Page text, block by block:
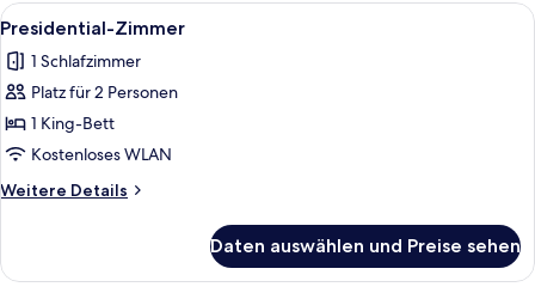
Alle
Fotos
für
Presidential-
Zimmer
anzeigen
Ein Essbereich mit Tisch für sechs
11
Presidential-Zimmer
1 Schlafzimmer
Platz für 2 Personen
1 King-Bett
Kostenloses WLAN
Weitere Details
Weitere
Zimmer
Daten auswählen und Preise sehen